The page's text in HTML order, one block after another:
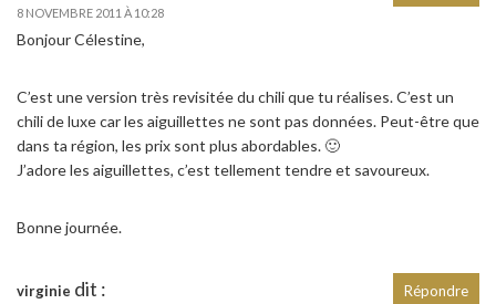
8 NOVEMBRE 2011 À 10:28
Bonjour Célestine,
C’est une version très revisitée du chili que tu réalises. C’est un
chili de luxe car les aiguillettes ne sont pas données. Peut-être que
dans ta région, les prix sont plus abordables. 🙂
J’adore les aiguillettes, c’est tellement tendre et savoureux.
Bonne journée.
virginie dit : Répondre